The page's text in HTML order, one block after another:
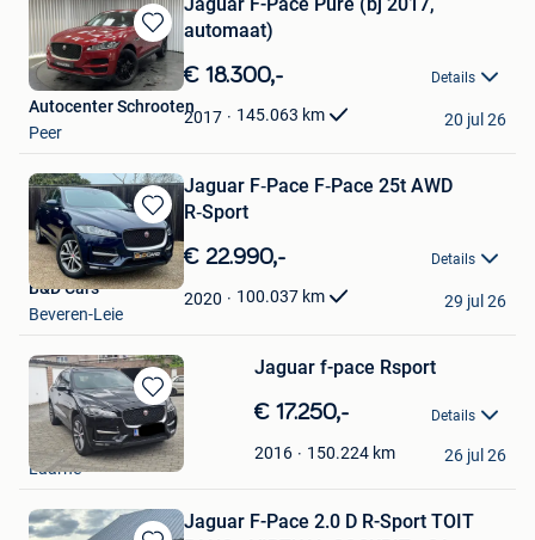
Bewaren
in
Mijn
Favorieten
automaat)
€ 18.300,- Details
2017 145.063 km
Autocenter Schrooten
Peer
20 jul 26
Bewaren
in
Mijn
Favorieten
Jagu­ar F‑Pace F‑Pace 25t AWD
R‑Sport
€ 22.990,- Details
2020 100.037 km
B&D Cars
Beveren-Leie
29 jul 26
Bewaren
in
Mijn
Favorieten
Jaguar f-pace Rsport
€ 17.250,- Details
2016 150.224 km
Rj
Laarne
26 jul 26
Jaguar F-Pace 2.0 D R-Sport TOIT